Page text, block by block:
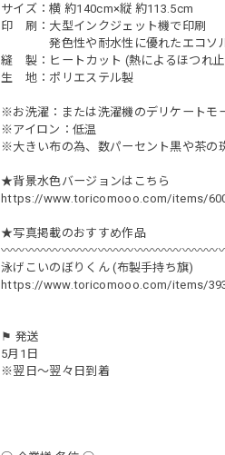
サイズ：横 約140cm×縦 約113.5cm
印 刷：大型インクジェット機で印刷
発色性や耐水性に優れたエコソル
縫 製：ヒートカット (熱によるほつれ
生 地：ポリエステル製
※お洗濯：または洗濯機のデリケートモ
※アイロン：低温
※大きい布の為、数パーセント黒や茶の
★背景水色バージョンはこちら
https://www.toricomooo.com/items/
★写真掲載のおすすめ作品
〰︎〰︎〰︎〰︎〰︎〰︎〰︎〰︎〰︎〰︎〰︎〰︎〰︎〰︎〰︎〰︎〰︎〰︎
泳げこいのぼりくん (布製手持ち旗)
https://www.toricomooo.com/items/
⚑ 発送
5月1日
※翌日～翌々日到着